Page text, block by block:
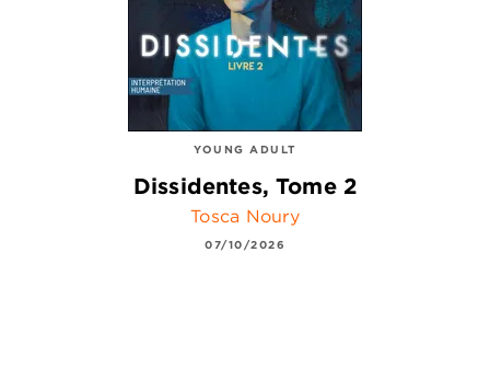
YOUNG ADULT
Dissidentes, Tome 2
Tosca Noury
07/10/2026